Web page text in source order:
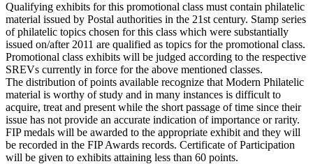
Qualifying exhibits for this promotional class must contain philatelic
material issued by Postal authorities in the 21st century. Stamp series
of philatelic topics chosen for this class which were substantially
issued on/after 2011 are qualified as topics for the promotional class.
Promotional class exhibits will be judged according to the respective
SREVs currently in force for the above mentioned classes.
The distribution of points available recognize that Modern Philatelic
material is worthy of study and in many instances is difficult to
acquire, treat and present while the short passage of time since their
issue has not provide an accurate indication of importance or rarity.
FIP medals will be awarded to the appropriate exhibit and they will
be recorded in the FIP Awards records. Certificate of Participation
will be given to exhibits attaining less than 60 points.